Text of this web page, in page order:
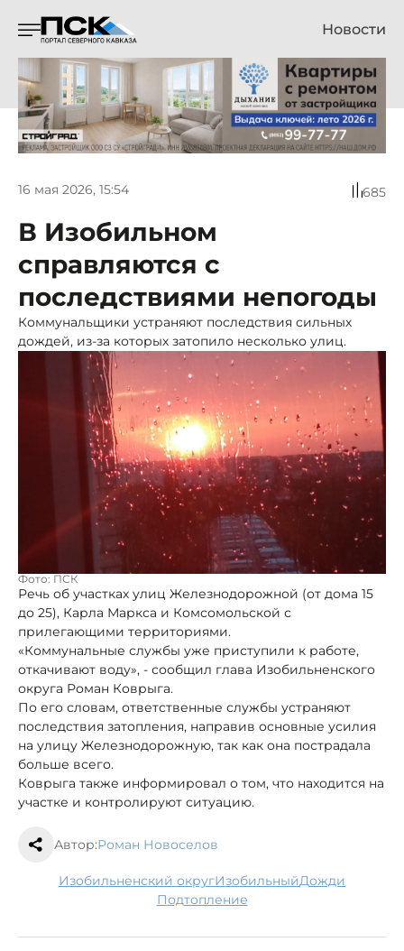
Новости
16 мая 2026, 15:54 685
В Изобильном
справляются с
последствиями непогоды
Коммунальщики устраняют последствия сильных
дождей, из-за которых затопило несколько улиц.
Фото: ПСК
Речь об участках улиц Железнодорожной (от дома 15
до 25), Карла Маркса и Комсомольской с
прилегающими территориями.
«Коммунальные службы уже приступили к работе,
откачивают воду», - сообщил глава Изобильненского
округа Роман Коврыга.
По его словам, ответственные службы устраняют
последствия затопления, направив основные усилия
на улицу Железнодорожную, так как она пострадала
больше всего.
Коврыга также информировал о том, что находится на
участке и контролируют ситуацию.
Автор:Роман Новоселов
Изобильненский округ Изобильный
дожди
подтопление